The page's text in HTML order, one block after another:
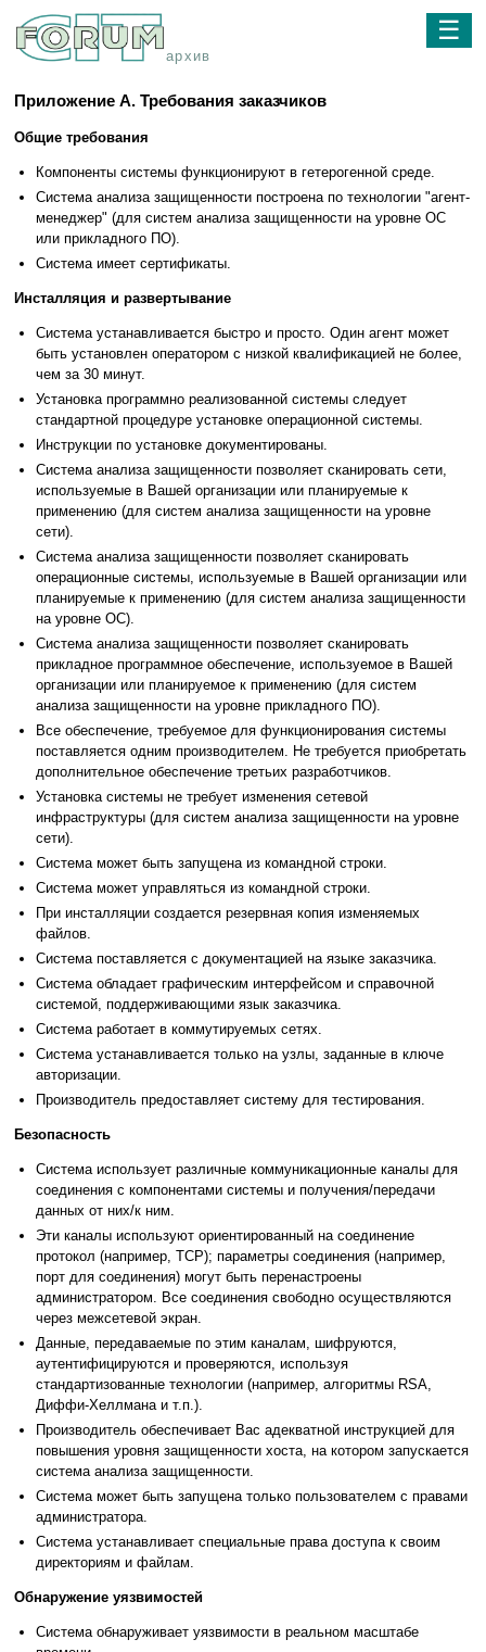
архив
☰
Приложение А. Требования заказчиков
Общие требования
Компоненты системы функционируют в гетерогенной среде.
Система анализа защищенности построена по технологии "агент-
менеджер" (для систем анализа защищенности на уровне ОС
или прикладного ПО).
Система имеет сертификаты.
Инсталляция и развертывание
Система устанавливается быстро и просто. Один агент может
быть установлен оператором с низкой квалификацией не более,
чем за 30 минут.
Установка программно реализованной системы следует
стандартной процедуре установке операционной системы.
Инструкции по установке документированы.
Система анализа защищенности позволяет сканировать сети,
используемые в Вашей организации или планируемые к
применению (для систем анализа защищенности на уровне
сети).
Система анализа защищенности позволяет сканировать
операционные системы, используемые в Вашей организации или
планируемые к применению (для систем анализа защищенности
на уровне ОС).
Система анализа защищенности позволяет сканировать
прикладное программное обеспечение, используемое в Вашей
организации или планируемое к применению (для систем
анализа защищенности на уровне прикладного ПО).
Все обеспечение, требуемое для функционирования системы
поставляется одним производителем. Не требуется приобретать
дополнительное обеспечение третьих разработчиков.
Установка системы не требует изменения сетевой
инфраструктуры (для систем анализа защищенности на уровне
сети).
Система может быть запущена из командной строки.
Система может управляться из командной строки.
При инсталляции создается резервная копия изменяемых
файлов.
Система поставляется с документацией на языке заказчика.
Система обладает графическим интерфейсом и справочной
системой, поддерживающими язык заказчика.
Система работает в коммутируемых сетях.
Система устанавливается только на узлы, заданные в ключе
авторизации.
Производитель предоставляет систему для тестирования.
Безопасность
Система использует различные коммуникационные каналы для
соединения с компонентами системы и получения/передачи
данных от них/к ним.
Эти каналы используют ориентированный на соединение
протокол (например, TCP); параметры соединения (например,
порт для соединения) могут быть перенастроены
администратором. Все соединения свободно осуществляются
через межсетевой экран.
Данные, передаваемые по этим каналам, шифруются,
аутентифицируются и проверяются, используя
стандартизованные технологии (например, алгоритмы RSA,
Диффи-Хеллмана и т.п.).
Производитель обеспечивает Вас адекватной инструкцией для
повышения уровня защищенности хоста, на котором запускается
система анализа защищенности.
Система может быть запущена только пользователем с правами
администратора.
Система устанавливает специальные права доступа к своим
директориям и файлам.
Обнаружение уязвимостей
Система обнаруживает уязвимости в реальном масштабе